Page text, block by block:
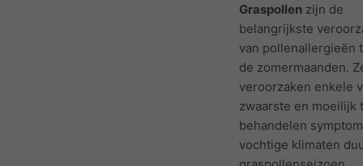
Graspollen zijn de
belangrijkste
van pollenallergieën
de zomermaanden.
veroorzaken enkele
zwaarste en moeilijk
behandelen
vochtige klimaten